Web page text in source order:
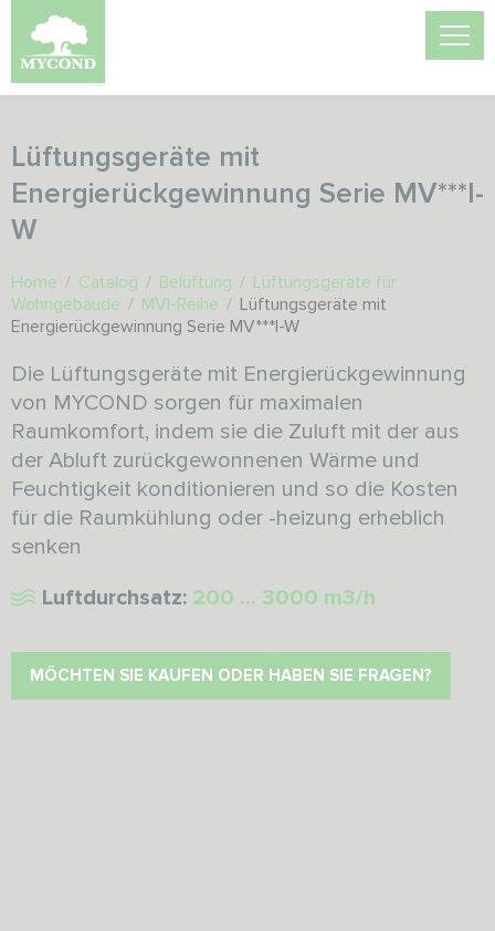
Lüftungsgeräte mit
Energierückgewinnung Serie MV***I-
W
Home / Catalog / Belüftung / Lüftungsgeräte für
Wohngebäude / MVI-Reihe / Lüftungsgeräte mit
Energierückgewinnung Serie MV***I-W
Die Lüftungsgeräte mit Energierückgewinnung
von MYCOND sorgen für maximalen
Raumkomfort, indem sie die Zuluft mit der aus
der Abluft zurückgewonnenen Wärme und
Feuchtigkeit konditionieren und so die Kosten
für die Raumkühlung oder -heizung erheblich
senken
Luftdurchsatz: 200 ... 3000 m3/h
MÖCHTEN SIE KAUFEN ODER HABEN SIE FRAGEN?